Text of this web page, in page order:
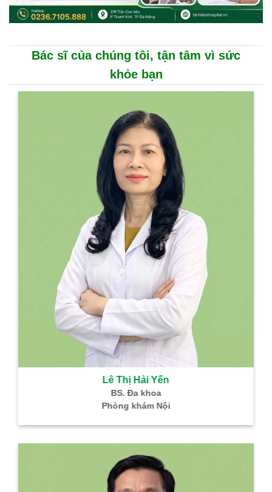
Bác sĩ của chúng tôi, tận tâm vì sức
khỏe bạn
Lê Thị Hải Yến
BS. Đa khoa
Phòng khám Nội